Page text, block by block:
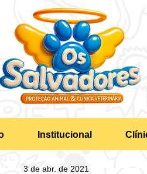
Institucional
3 de abr. de 2021